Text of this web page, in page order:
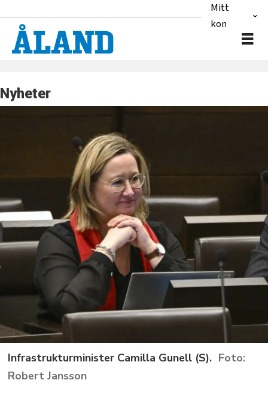
Mitt
konto
Nyheter
Infrastrukturminister Camilla Gunell (S).
Robert Jansson